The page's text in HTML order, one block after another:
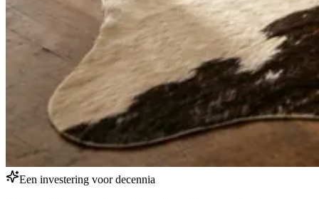
Een investering voor decennia